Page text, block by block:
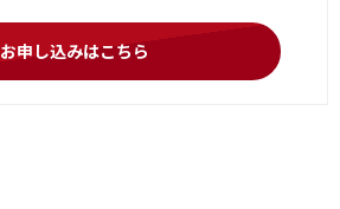
お申し込みはこちら